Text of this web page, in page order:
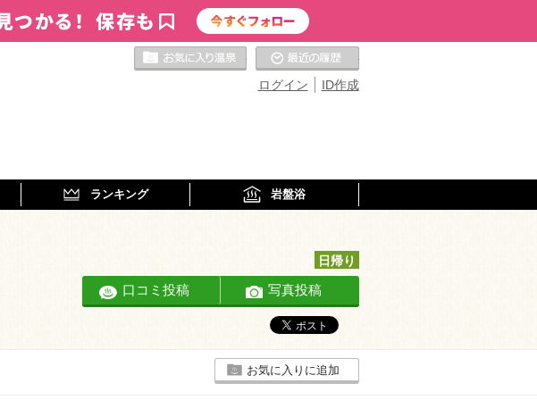
ID作成
ログイン
お気に入りの温泉
ランキング 岩盤浴
日帰り
口コミ投稿 写真投稿
お気に入りに追加